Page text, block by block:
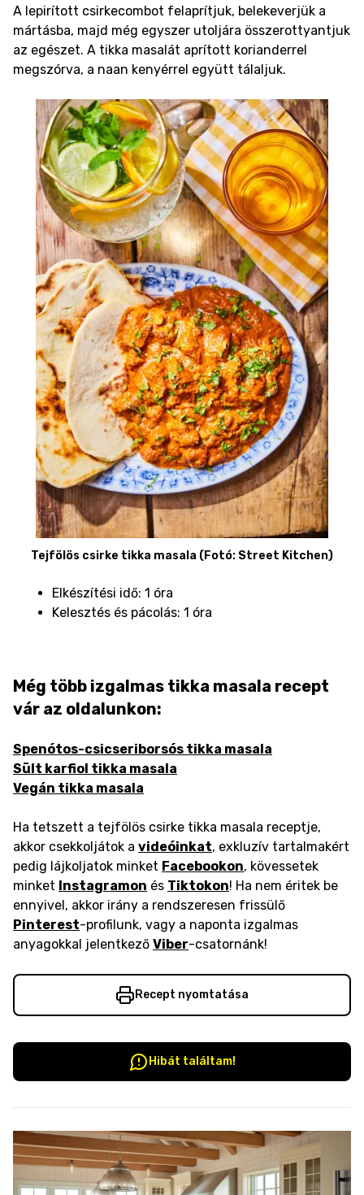
A lepirított csirkecombot felaprítjuk, belekeverjük a
mártásba, majd még egyszer utoljára összerottyantjuk
az egészet. A tikka masalát aprított korianderrel
megszórva, a naan kenyérrel együtt tálaljuk.
Tejfölös csirke tikka masala (Fotó: Street Kitchen)
Elkészítési idő: 1 óra
Kelesztés és pácolás: 1 óra
Még több izgalmas tikka masala recept
vár az oldalunkon:
Spenótos-csicseriborsós tikka masala
Sült karfiol tikka masala
Vegán tikka masala
Ha tetszett a tejfölös csirke tikka masala receptje,
akkor csekkoljátok a videóinkat, exkluzív tartalmakért
pedig lájkoljatok minket Facebookon, kövessetek
minket Instagramon és Tiktokon! Ha nem éritek be
ennyivel, akkor irány a rendszeresen frissülő
Pinterest-profilunk, vagy a naponta izgalmas
anyagokkal jelentkező Viber-csatornánk!
Recept nyomtatása
Hibát találtam!